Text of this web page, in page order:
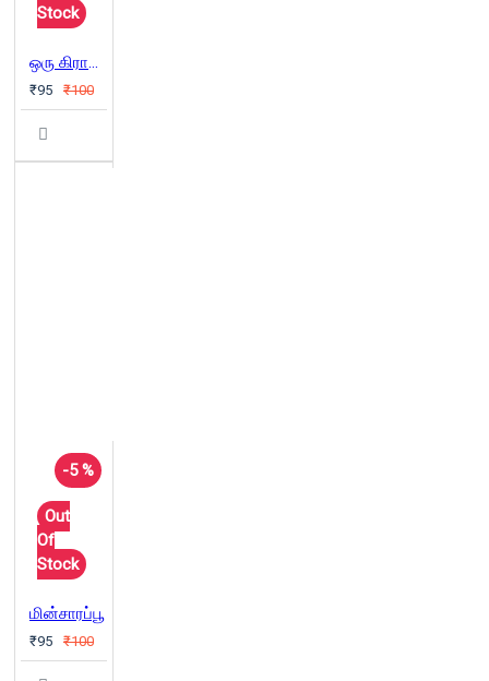
Stock
ஒரு கிராமத்து நதி
₹95 ₹100
-5 %
Out
Of
Stock
மின்சாரப்பூ
₹95 ₹100